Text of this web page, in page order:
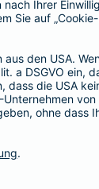
a. G.)